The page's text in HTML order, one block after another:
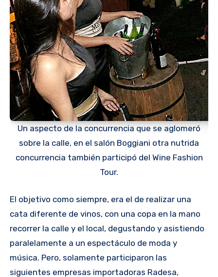
Un aspecto de la concurrencia que se aglomeró
sobre la calle, en el salón Boggiani otra nutrida
concurrencia también participó del Wine Fashion
Tour.
El objetivo como siempre, era el de realizar una
cata diferente de vinos, con una copa en la mano
recorrer la calle y el local, degustando y asistiendo
paralelamente a un espectáculo de moda y
música. Pero, solamente participaron las
siguientes empresas importadoras Radesa,